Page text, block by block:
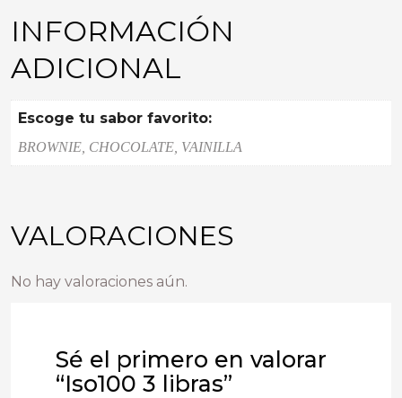
INFORMACIÓN
ADICIONAL
Escoge tu sabor favorito:
BROWNIE, CHOCOLATE, VAINILLA
VALORACIONES
No hay valoraciones aún.
Sé el primero en valorar
“Iso100 3 libras”